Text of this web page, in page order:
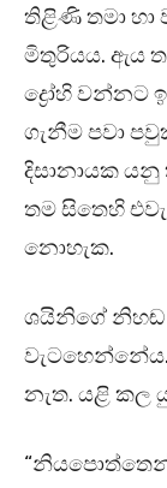
තිළිණි තමා හා
මිතුරියය. ඇය
ද්‍රෝහි වන්නට
ගැනීම පවා
දිසානායක
තම සිතෙහි
නොහැක.
ශයිනිගේ නිහඬ
නැත. යළි කල